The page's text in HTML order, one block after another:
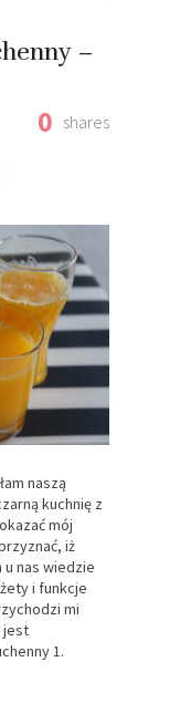
–
0 shares
naszą
kuchnię z
mój
iż
nas wiedzie
i funkcje
mi
jest
1.